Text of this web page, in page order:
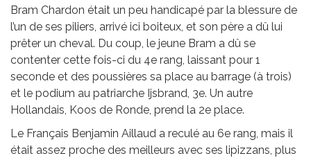
Bram Chardon était un peu handicapé par la blessure de
l’un de ses piliers, arrivé ici boiteux, et son père a dû lui
prêter un cheval. Du coup, le jeune Bram a dû se
contenter cette fois-ci du 4e rang, laissant pour 1
seconde et des poussières sa place au barrage (à trois)
et le podium au patriarche Ijsbrand, 3e. Un autre
Hollandais, Koos de Ronde, prend la 2e place.
Le Français Benjamin Aillaud a reculé au 6e rang, mais il
était assez proche des meilleurs avec ses lipizzans, plus